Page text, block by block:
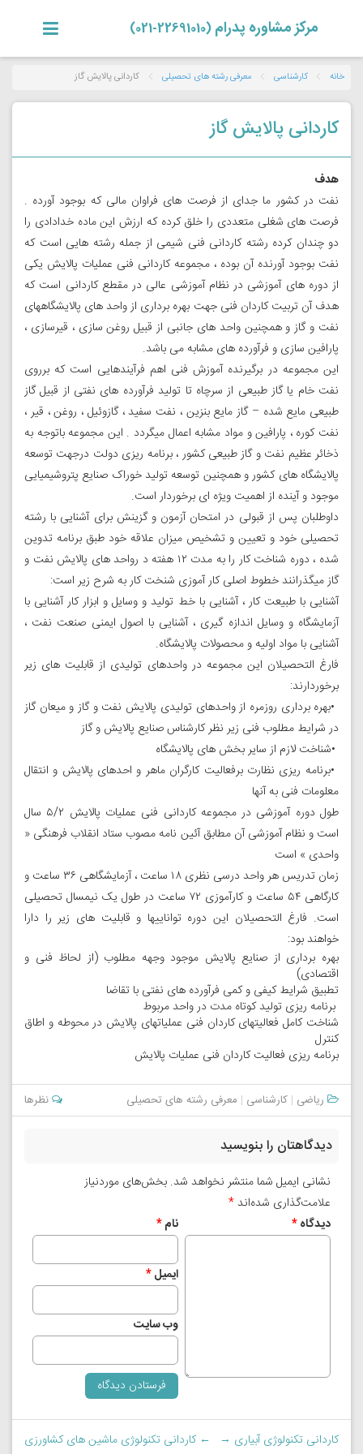
مرکز مشاوره پدرام (22691010-021)
خانه کارشناسی معرفی رشته های تحصیلی کاردانی پالایش گاز
کاردانی پالایش گاز
هدف
نفت در کشور ما جدای از فرصت های فراوان مالی که بوجود آورده .
فرصت های شغلی متعددی را خلق کرده که ارزش این ماده خدادادی را
دو چندان کرده رشته کاردانی فنی شیمی از جمله رشته هایی است که
نفت بوجود آورنده آن بوده ، مجموعه کاردانی فنی عملیات پالایش یکی
از دوره های آموزشی در نظام آموزشی عالی در مقطع کاردانی است که
هدف آن تربیت کاردان فنی جهت بهره برداری از واحد های پالایشگاههای
نفت و گاز و همچنین واحد های جانبی از قبیل روغن سازی ، قیرسازی ،
پارافین سازی و فرآورده های مشابه می باشد.
این مجموعه در برگیرنده آموزش فنی اهم فرآیندهایی است که برروی
نفت خام یا گاز طبیعی از سرچاه تا تولید فرآورده های نفتی از قبیل گاز
طبیعی مایع شده – گاز مایع بنزین ، نفت سفید ، گازوئیل ، روغن ، قیر ،
نفت کوره ، پارافین و مواد مشابه اعمال میگردد . این مجموعه باتوجه به
ذخائر عظیم نفت و گاز طبیعی کشور ، برنامه ریزی دولت درجهت توسعه
پالایشگاه های کشور و همچنین توسعه تولید خوراک صنایع پتروشیمیایی
موجود و آینده از اهمیت ویژه ای برخوردار است.
داوطلبان پس از قبولی در امتحان آزمون و گزینش برای آشنایی با رشته
تحصیلی خود و تعیین و تشخیص میزان علاقه خود طبق برنامه تدوین
شده ، دوره شناخت کار را به مدت ۱۲ هفته د رواحد های پالایش نفت و
گاز میگذرانند خطوط اصلی کار آموزی شنخت کار به شرح زیر است:
آشنایی با طبیعت کار ، آشنایی با خط تولید و وسایل و ابزار کار آشنایی با
آزمایشگاه و وسایل اندازه گیری ، آشنایی با اصول ایمنی صنعت نفت ،
آشنایی با مواد اولیه و محصولات پالایشگاه.
فارغ التحصیلان این مجموعه در واحدهای تولیدی از قابلیت های زیر
برخوردارند:
•بهره برداری روزمره از واحدهای تولیدی پالایش نفت و گاز و میعان گاز
در شرایط مطلوب فنی زیر نظر کارشناس صنایع پالایش و گاز
•شناخت لازم از سایر بخش های پالایشگاه
•برنامه ریزی نظارت برفعالیت کارگران ماهر و احدهای پالایش و انتقال
معلومات فنی به آنها
طول دوره آموزشی در مجموعه کاردانی فنی عملیات پالایش ۵/۲ سال
است و نظام آموزشی آن مطابق آئین نامه مصوب ستاد انقلاب فرهنگی «
واحدی » است
زمان تدریس هر واحد درسی نظری ۱۸ ساعت ، آزمایشگاهی ۳۶ ساعت و
کارگاهی ۵۴ ساعت و کارآموزی ۷۲ ساعت در طول یک نیمسال تحصیلی
است. فارغ التحصیلان این دوره تواناییها و قابلیت های زیر را دارا
خواهند بود:
بهره برداری از صنایع پالایش موجود وجهه مطلوب (از لحاظ فنی و
اقتصادی)
تطبیق شرایط کیفی و کمی فرآورده های نفتی با تقاضا
برنامه ریزی تولید کوتاه مدت در واحد مربوط
شناخت کامل فعالیتهای کاردان فنی عملیاتهای پالایش در محوطه و اطاق
کنترل
برنامه ریزی فعالیت کاردان فنی عملیات پالایش
ریاضی | کارشناسی | معرفی رشته های تحصیلی نظرها
دیدگاهتان را بنویسید
نشانی ایمیل شما منتشر نخواهد شد. بخش‌های موردنیاز
علامت‌گذاری شده‌اند*
دیدگاه* نام*
ایمیل*
وب‌ سایت
← کاردانی تکنولوژی ماشین های کشاورزی کاردانی تکنولوژی آبیاری →